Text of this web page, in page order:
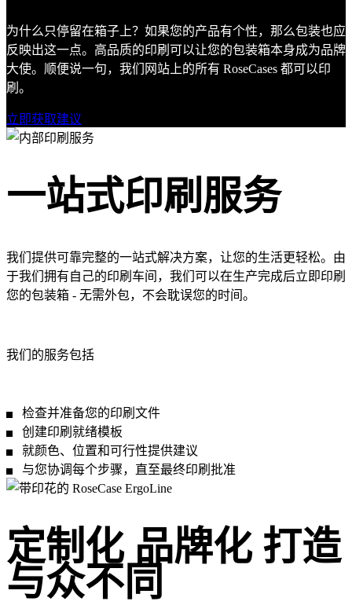
为什么只停留在箱子上？如果您的产品有个性，那么包装也应
反映出这一点。高品质的印刷可以让您的包装箱本身成为品牌
大使。顺便说一句，我们网站上的所有 RoseCases 都可以印
刷。
立即获取建议
一站式印刷服务
我们提供可靠完整的一站式解决方案，让您的生活更轻松。由
于我们拥有自己的印刷车间，我们可以在生产完成后立即印刷
您的包装箱 - 无需外包，不会耽误您的时间。
我们的服务包括
检查并准备您的印刷文件
创建印刷就绪模板
就颜色、位置和可行性提供建议
与您协调每个步骤，直至最终印刷批准
定制化 品牌化 打造
与众不同